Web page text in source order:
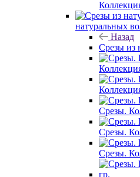
натуральных
Назад
Срезы из
Срезы.
Срезы.
Срезы.